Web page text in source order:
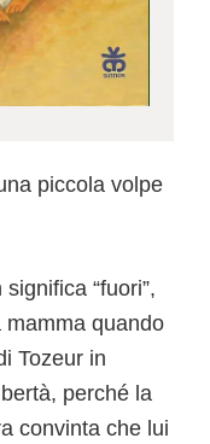
piccola volpe
“fuori”,
mamma quando
Tozeur in
perché la
convinta che lui